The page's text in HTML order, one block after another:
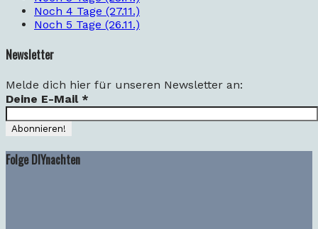
Noch 4 Tage (27.11.)
Noch 5 Tage (26.11.)
Newsletter
Melde dich hier für unseren Newsletter an:
Deine E-Mail *
Folge DIYnachten